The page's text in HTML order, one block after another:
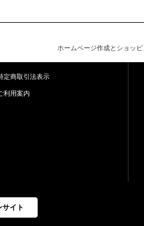
ホームページ作成とショッ
定商取引法表示
利用案内
サイト